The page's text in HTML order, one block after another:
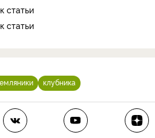
статьи
статьи
клубника
насколько вы